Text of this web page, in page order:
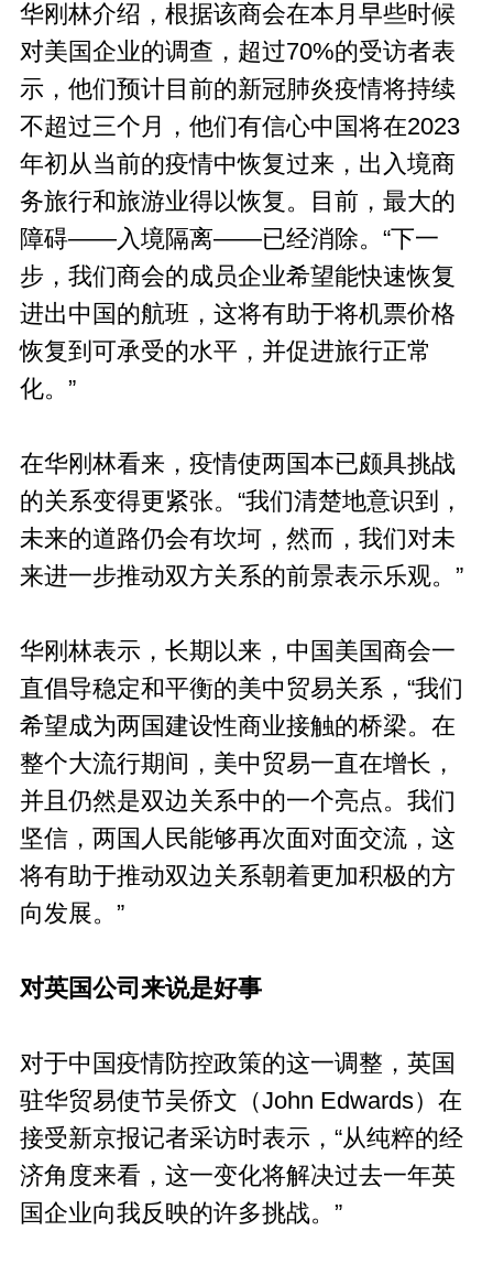
华刚林介绍，根据该商会在本月早些时候
对美国企业的调查，超过70%的受访者表
示，他们预计目前的新冠肺炎疫情将持续
不超过三个月，他们有信心中国将在2023
年初从当前的疫情中恢复过来，出入境商
务旅行和旅游业得以恢复。目前，最大的
障碍——入境隔离——已经消除。“下一
步，我们商会的成员企业希望能快速恢复
进出中国的航班，这将有助于将机票价格
恢复到可承受的水平，并促进旅行正常
化。”
在华刚林看来，疫情使两国本已颇具挑战
的关系变得更紧张。“我们清楚地意识到，
未来的道路仍会有坎坷，然而，我们对未
来进一步推动双方关系的前景表示乐观。”
华刚林表示，长期以来，中国美国商会一
直倡导稳定和平衡的美中贸易关系，“我们
希望成为两国建设性商业接触的桥梁。在
整个大流行期间，美中贸易一直在增长，
并且仍然是双边关系中的一个亮点。我们
坚信，两国人民能够再次面对面交流，这
将有助于推动双边关系朝着更加积极的方
向发展。”
对英国公司来说是好事
对于中国疫情防控政策的这一调整，英国
驻华贸易使节吴侨文（John Edwards）在
接受新京报记者采访时表示，“从纯粹的经
济角度来看，这一变化将解决过去一年英
国企业向我反映的许多挑战。”